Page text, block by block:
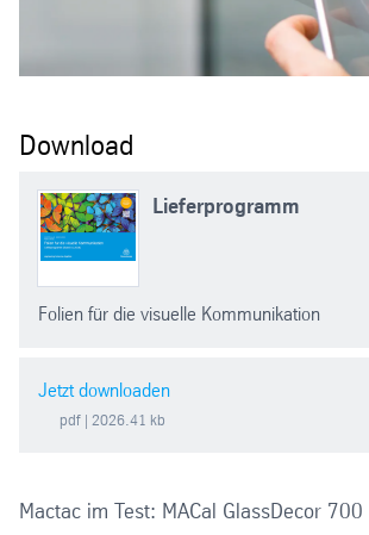
Download
Lieferprogramm
Folien für die visuelle Kommunikation
Jetzt downloaden
pdf | 2026.41 kb
Mactac im Test: MACal GlassDecor 700